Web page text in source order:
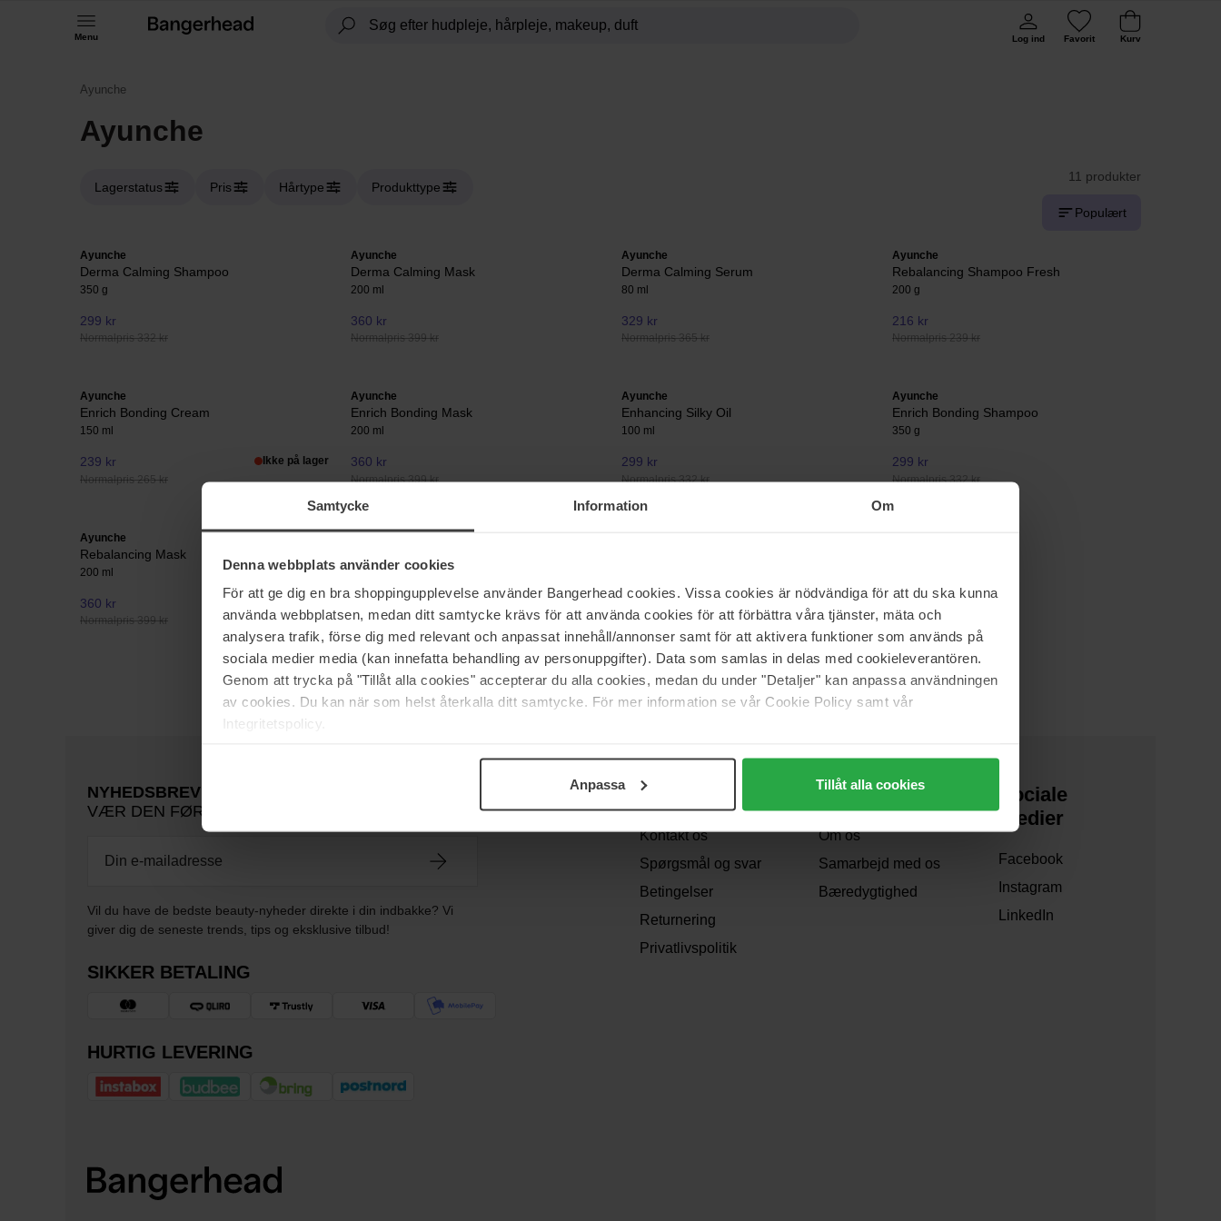
Samtycke Information Om
Denna webbplats använder cookies
För att ge dig en bra shoppingupplevelse använder Bangerhead cookies. Vissa cookies är nödvändiga för att du ska kunna
använda webbplatsen, medan ditt samtycke krävs för att använda cookies för att förbättra våra tjänster, mäta och
analysera trafik, förse dig med relevant och anpassat innehåll/annonser samt för att aktivera funktioner som används på
sociala medier media (kan innefatta behandling av personuppgifter). Data som samlas in delas med cookieleverantören.
Genom att trycka på "Tillåt alla cookies" accepterar du alla cookies, medan du under "Detaljer" kan anpassa användningen
av cookies. Du kan när som helst återkalla ditt samtycke. För mer information se vår Cookie Policy samt vår
Integritetspolicy.
Anpassa Tillåt alla cookies
Menu Log ind Favorit Kurv
Ayunche
Ayunche
Lagerstatus Pris Hårtype Produkttype
11 produkter
Populært
Ayunche
Derma Calming Shampoo
350 g
299 kr
Normalpris 332 kr
Ayunche
Derma Calming Mask
200 ml
360 kr
Normalpris 399 kr
Ayunche
Derma Calming Serum
80 ml
329 kr
Normalpris 365 kr
Ayunche
Rebalancing Shampoo Fresh
200 g
216 kr
Normalpris 239 kr
Ayunche
Enrich Bonding Cream
150 ml
239 kr
Normalpris 265 kr
Ikke på lager
Ayunche
Enrich Bonding Mask
200 ml
360 kr
Normalpris 399 kr
Ayunche
Enhancing Silky Oil
100 ml
299 kr
Normalpris 332 kr
Ayunche
Enrich Bonding Shampoo
350 g
299 kr
Normalpris 332 kr
Ayunche
Rebalancing Mask
200 ml
360 kr
Normalpris 399 kr
80 ml
329 kr
Normalpris 365 kr Normalpris 332 kr
NYHEDSBREV
VÆR DEN FØRSTE TIL AT VIDE DET
Vil du have de bedste beauty-nyheder direkte i din indbakke? Vi
giver dig de seneste trends, tips og eksklusive tilbud!
SIKKER BETALING
HURTIG LEVERING
Support
Kontakt os
Spørgsmål og svar
Betingelser
Returnering
Privatlivspolitik
Om os
Om os
Samarbejd med os
Bæredygtighed
Sociale
medier
Facebook
Instagram
LinkedIn